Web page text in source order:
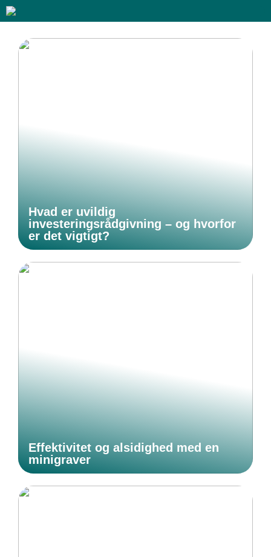
Hvad er uvildig
investeringsrådgivning – og hvorfor
er det vigtigt?
Effektivitet og alsidighed med en
minigraver